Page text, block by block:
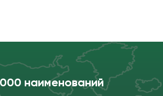
наименований